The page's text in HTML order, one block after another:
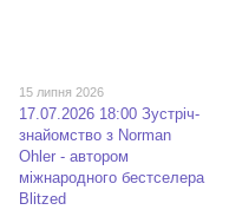
15 липня 2026
17.07.2026 18:00 Зустріч-
знайомство з Norman
Ohler - автором
міжнародного бестселера
Blitzed